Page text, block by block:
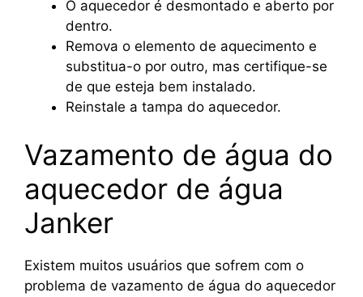
O aquecedor é desmontado e aberto por
dentro.
Remova o elemento de aquecimento e
substitua-o por outro, mas certifique-se
de que esteja bem instalado.
Reinstale a tampa do aquecedor.
Vazamento de água do
aquecedor de água
Janker
Existem muitos usuários que sofrem com o
problema de vazamento de água do aquecedor